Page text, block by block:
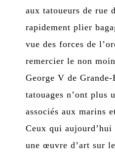
aux tatoueurs de rue
rapidement plier
vue des forces de
remercier le non
George V de
tatouages n’ont plus
associés aux marins
Ceux qui
une œuvre d’art sur